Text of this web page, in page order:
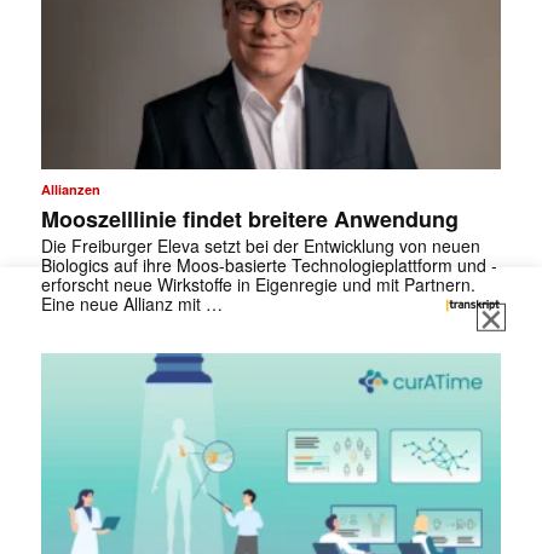
Allianzen
Mooszelllinie findet breitere Anwendung
Die Freiburger Eleva setzt bei der Entwicklung von neuen
Biologics auf ihre Moos-basierte Technologieplattform und ­
erforscht neue Wirkstoffe in Eigenregie und mit Partnern.
Eine neue Allianz mit …